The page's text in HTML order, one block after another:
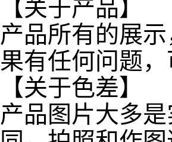
【关于产品】
产品所有的展
果有任何问题
【关于色差】
产品图片大多